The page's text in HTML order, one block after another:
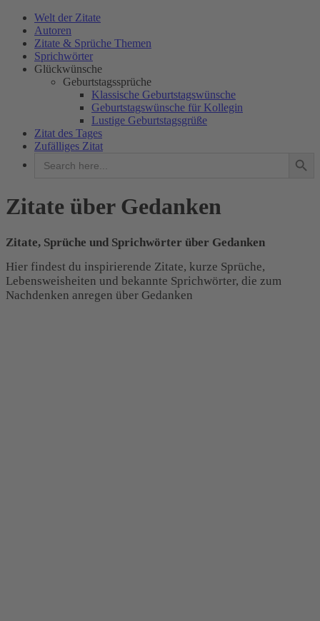
Welt der Zitate
Autoren
Zitate & Sprüche Themen
Sprichwörter
Glückwünsche
Geburtstagssprüche
Klassische Geburtstagswünsche
Geburtstagswünsche für Kollegin
Lustige Geburtstagsgrüße
Zitat des Tages
Zufälliges Zitat
for:
WELT DER ZITATE
Zitate über Gedanken
Zitate, Sprüche und Sprichwörter über Gedanken
Hier findest du inspirierende Zitate, kurze Sprüche,
Lebensweisheiten und bekannte Sprichwörter, die zum
Nachdenken anregen über Gedanken